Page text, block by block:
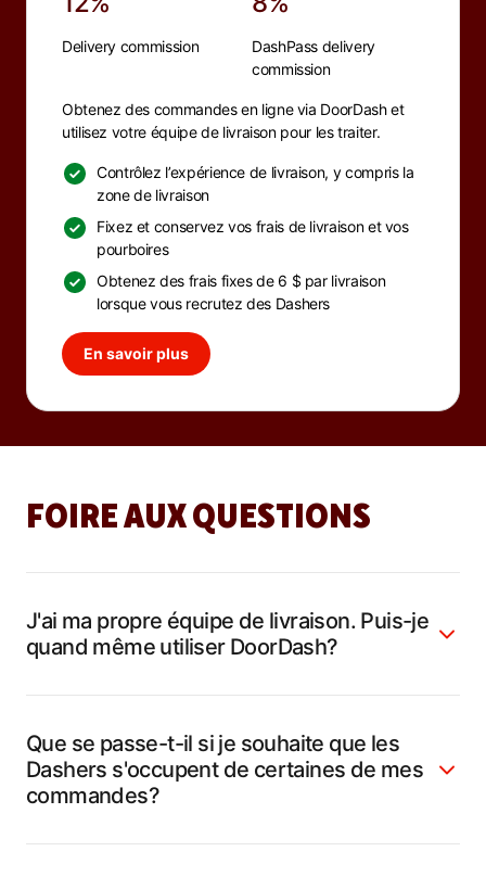
Delivery commission
DashPass delivery
commission
Obtenez des commandes en ligne via DoorDash et
utilisez votre équipe de livraison pour les traiter.
Contrôlez l’expérience de livraison, y compris la
zone de livraison
Fixez et conservez vos frais de livraison et vos
pourboires
Obtenez des frais fixes de 6 $ par livraison
lorsque vous recrutez des Dashers
En savoir plus
FOIRE AUX QUESTIONS
J'ai ma propre équipe de livraison. Puis-je
quand même utiliser DoorDash?
Que se passe-t-il si je souhaite que les
Dashers s'occupent de certaines de mes
commandes?